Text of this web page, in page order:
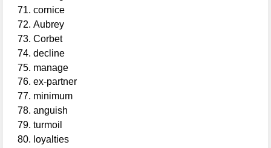
cornice
Aubrey
Corbet
decline
manage
ex-partner
minimum
anguish
turmoil
loyalties